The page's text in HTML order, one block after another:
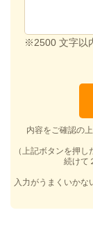
※2500 文字以
内容をご確認の
（上記ボタンを押
続けて
入力がうまくいかな